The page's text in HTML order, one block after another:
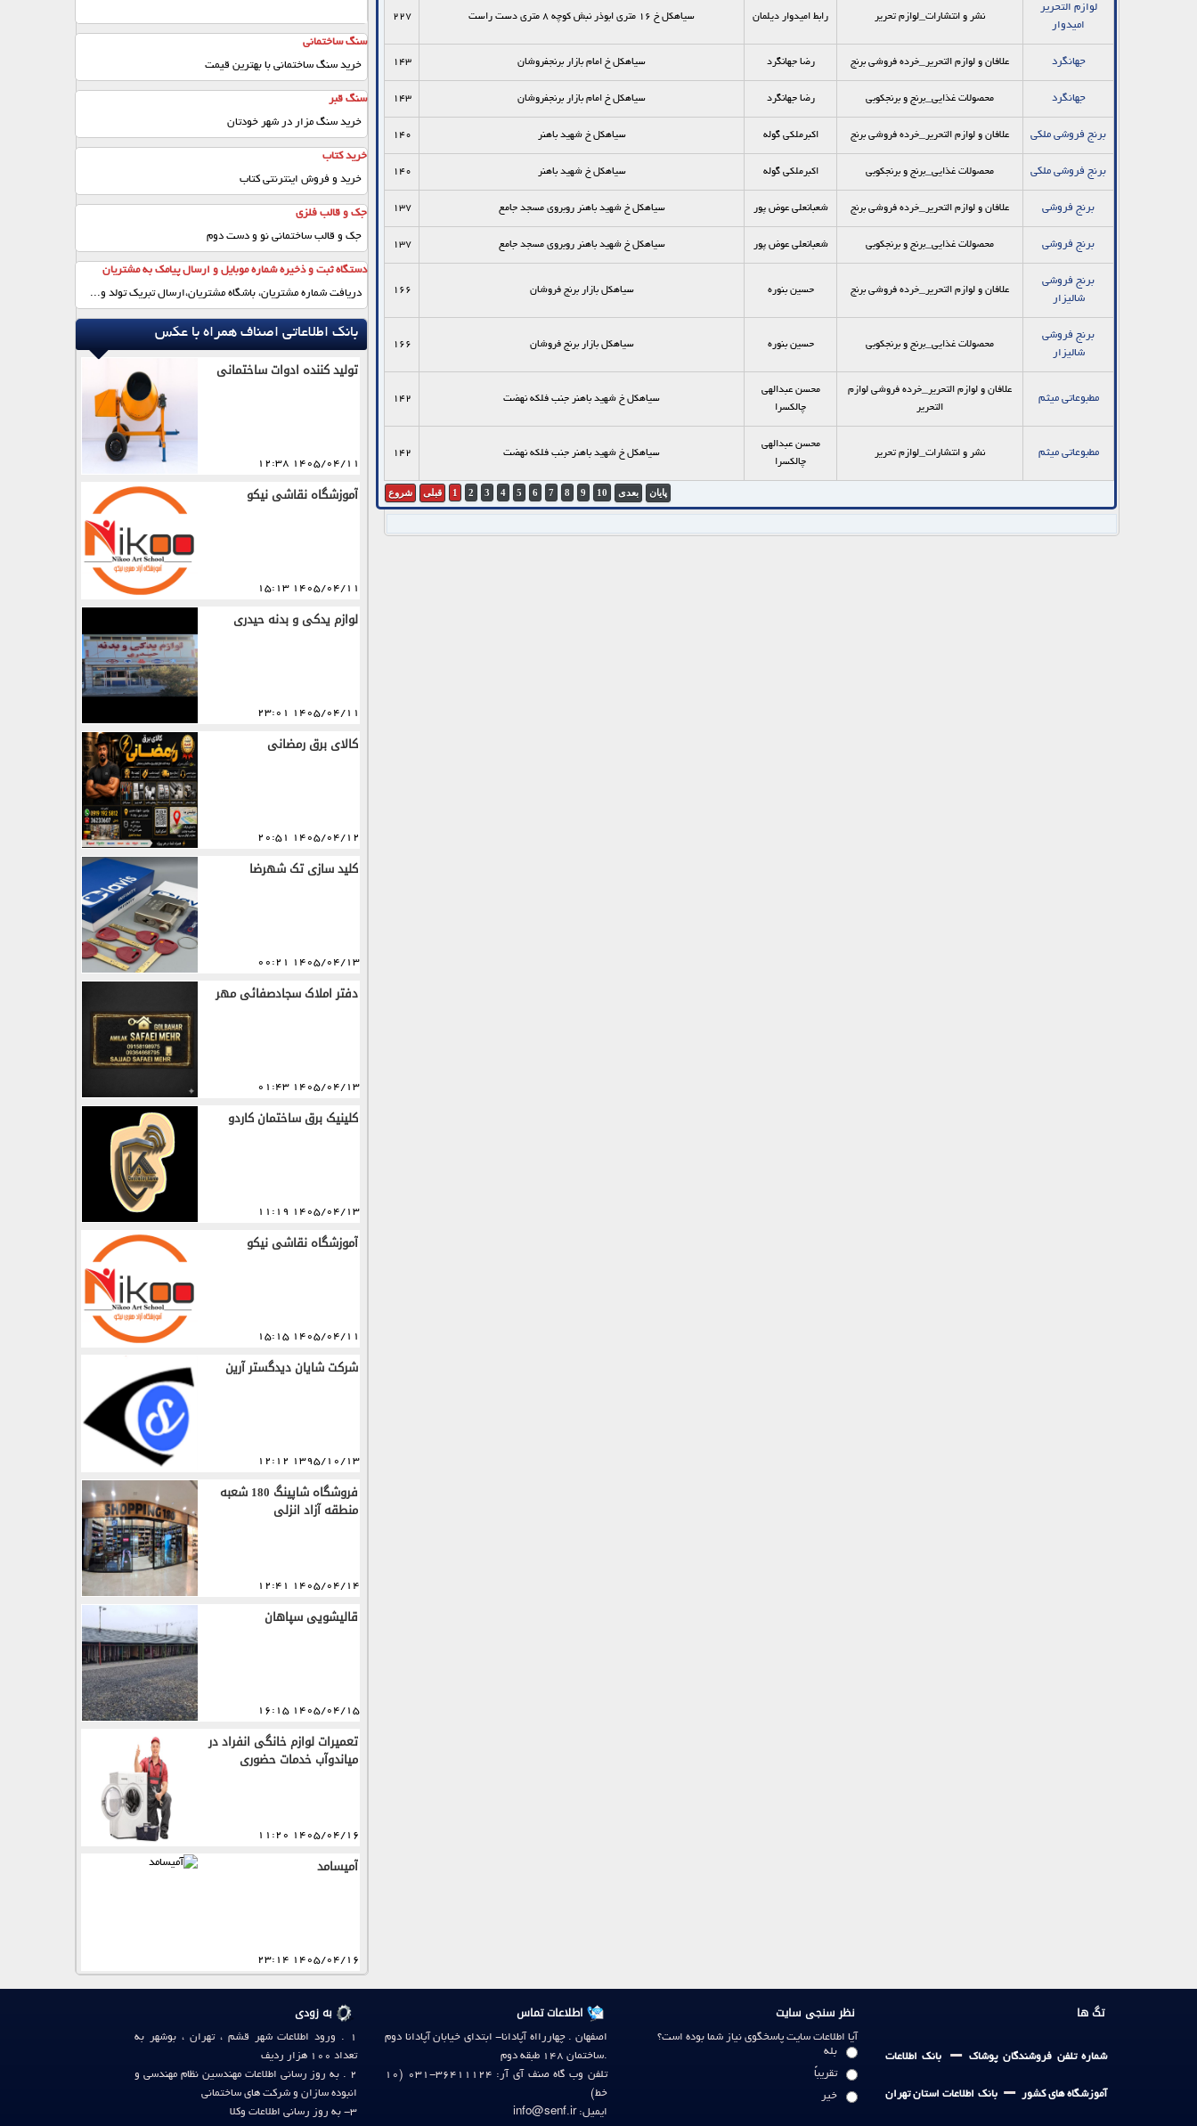
لوازم التحریر
امیدوار
نشر و انتشارات_لوازم تحریر رابط امیدوار دیلمان سیاهکل خ 16 متری ابوذر نبش کوچه 8 متری دست راست 227
جهانگرد علافان و لوازم التحریر_خرده فروشي برنج رضا جهانگرد سیاهکل خ امام بازار برنجفروشان 143
جهانگرد محصولات غذایی_برنج و برنجکوبی رضا جهانگرد سیاهکل خ امام بازار برنجفروشان 143
برنج فروشی ملکی علافان و لوازم التحریر_خرده فروشي برنج اکبرملکی گوله سیاهکل خ شهید باهنر 140
برنج فروشی ملکی محصولات غذایی_برنج و برنجکوبی اکبرملکی گوله سیاهکل خ شهید باهنر 140
برنج فروشی علافان و لوازم التحریر_خرده فروشي برنج شعبانعلی عوض پور سیاهکل خ شهید باهنر روبروی مسجد جامع 137
برنج فروشی محصولات غذایی_برنج و برنجکوبی شعبانعلی عوض پور سیاهکل خ شهید باهنر روبروی مسجد جامع 137
برنج فروشی
شالیزار
علافان و لوازم التحریر_خرده فروشي برنج حسین بنوره سیاهکل بازار برنج فروشان 166
برنج فروشی
شالیزار
محصولات غذایی_برنج و برنجکوبی حسین بنوره سیاهکل بازار برنج فروشان 166
مطبوعاتی میثم
علافان و لوازم التحریر_خرده فروشي لوازم
التحرير
محسن عبدالهی
چالکسرا
سیاهکل خ شهید باهنر جنب فلکه نهضت 142
مطبوعاتی میثم نشر و انتشارات_لوازم تحریر
محسن عبدالهی
چالکسرا
سیاهکل خ شهید باهنر جنب فلکه نهضت 142
شروع قبلی 1 2 3 4 5 6 7 8 9 10 بعدی پایان
سنگ ساختمانی
خرید سنگ ساختمانی با بهترین قیمت
سنگ قبر
خرید سنگ مزار در شهر خودتان
خرید کتاب
خرید و فروش اینترنتی کتاب
جک و قالب فلزی
جک و قالب ساختمانی نو و دست دوم
دستگاه ثبت و ذخیره شماره موبایل و ارسال پیامک به مشتریان
دریافت شماره مشتریان، باشگاه مشتریان،ارسال تبریک تولد و...
بانک اطلاعاتی اصناف همراه با عکس
تولید کننده ادوات ساختمانی
1405/04/11 12:38
آموزشگاه نقاشی نیکو
1405/04/11 15:13
لوازم یدکی و بدنه حیدری
1405/04/11 23:01
کالای برق رمضانی
1405/04/12 20:51
کلید سازی تک شهرضا
1405/04/13 00:21
دفتر املاک سجادصفائی مهر
1405/04/13 01:43
کلینیک برق ساختمان کاردو
1405/04/13 11:19
آموزشگاه نقاشی نیکو
1405/04/11 15:15
شرکت شایان دیدگستر آرین
1395/10/13 12:12
فروشگاه شاپینگ 180 شعبه
منطقه آزاد انزلی
1405/04/14 12:41
قالیشویی سپاهان
1405/04/15 16:15
تعمیرات لوازم خانگی انفراد در
میاندوآب خدمات حضوری
1405/04/16 11:20
آمیسامد
1405/04/16 23:14
تگ ها
شماره تلفن فروشندگان پوشاک- بانک اطلاعات
آموزشگاه های کشور -بانک اطلاعات استان تهران
نظر سنجی سایت
آیا اطلاعات سایت پاسخگوی نیاز شما بوده است؟
بله
تقریباً
خیر
اطلاعات تماس
اصفهان . چهاررااه آپادانا- ابتدای خیابان آپادانا دوم
.ساختمان 148 طبقه دوم
تلفن وب گاه صنف آی آر: 36411124-031 (10
خط)
ایمیل: info@senf.ir
به زودی
1 . ورود اطلاعات شهر قشم،تهران ، بوشهر
به
تعداد 100 هزار ردیف
2 . به روز رسانی
اطلاعات مهندسین نظام مهندسیو
انبوده سازانو شرکت های ساختمانی
3- به روز رسانی
اطلاعات وکلا